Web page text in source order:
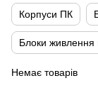
Корпуси ПК
Блоки живлення
Немає товарів